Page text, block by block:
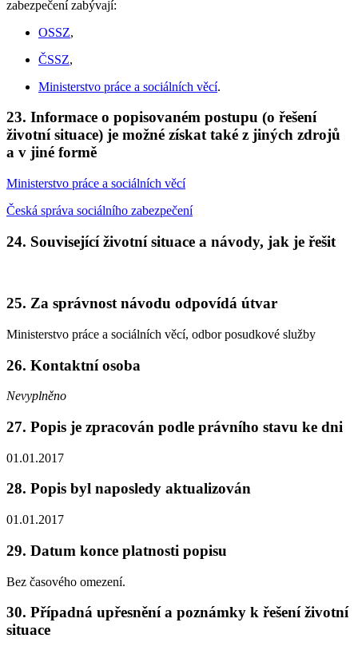
zabezpečení zabývají:
OSSZ,
ČSSZ,
Ministerstvo práce a sociálních věcí.
23. Informace o popisovaném postupu (o řešení
životní situace) je možné získat také z jiných zdrojů
a v jiné formě
Ministerstvo práce a sociálních věcí
Česká správa sociálního zabezpečení
24. Související životní situace a návody, jak je řešit
25. Za správnost návodu odpovídá útvar
Ministerstvo práce a sociálních věcí, odbor posudkové služby
26. Kontaktní osoba
Nevyplněno
27. Popis je zpracován podle právního stavu ke dni
01.01.2017
28. Popis byl naposledy aktualizován
01.01.2017
29. Datum konce platnosti popisu
Bez časového omezení.
30. Případná upřesnění a poznámky k řešení životní
situace